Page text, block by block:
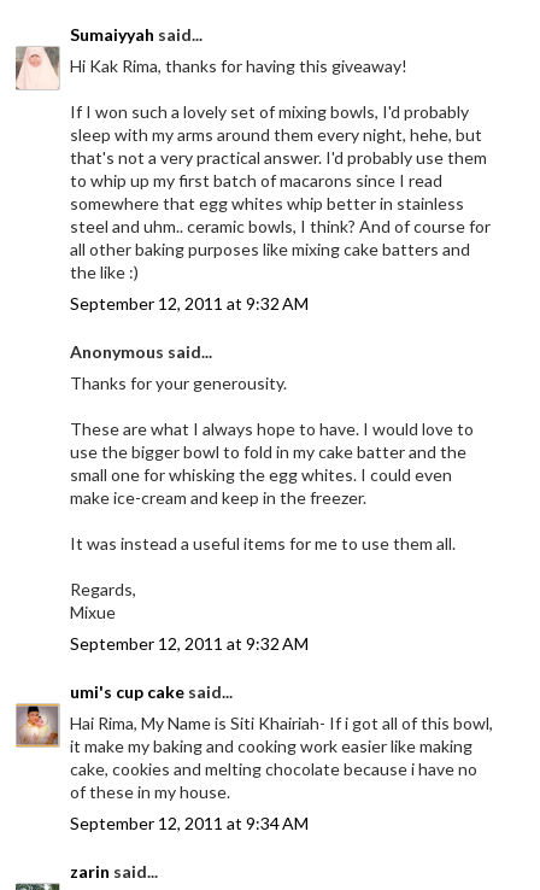
Sumaiyyah said...
Hi Kak Rima, thanks for having this giveaway!
If I won such a lovely set of mixing bowls, I'd probably
sleep with my arms around them every night, hehe, but
that's not a very practical answer. I'd probably use them
to whip up my first batch of macarons since I read
somewhere that egg whites whip better in stainless
steel and uhm.. ceramic bowls, I think? And of course for
all other baking purposes like mixing cake batters and
the like :)
September 12, 2011 at 9:32 AM
Anonymous said...
Thanks for your generousity.
These are what I always hope to have. I would love to
use the bigger bowl to fold in my cake batter and the
small one for whisking the egg whites. I could even
make ice-cream and keep in the freezer.
It was instead a useful items for me to use them all.
Regards,
Mixue
September 12, 2011 at 9:32 AM
umi's cup cake said...
Hai Rima, My Name is Siti Khairiah- If i got all of this bowl,
it make my baking and cooking work easier like making
cake, cookies and melting chocolate because i have no
of these in my house.
September 12, 2011 at 9:34 AM
zarin said...